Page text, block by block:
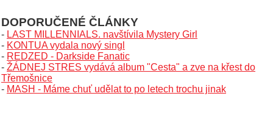
DOPORUČENÉ ČLÁNKY
- LAST MILLENNIALS. navštívila Mystery Girl
- KONTUA vydala nový singl
- REDZED - Darkside Fanatic
- ŽÁDNEJ STRES vydává album "Cesta" a zve na křest do
Třemošnice
- MASH - Máme chuť udělat to po letech trochu jinak